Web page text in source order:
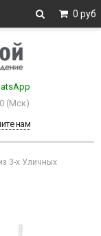
0 руб
(Мcк)
нам
3-х Уличных